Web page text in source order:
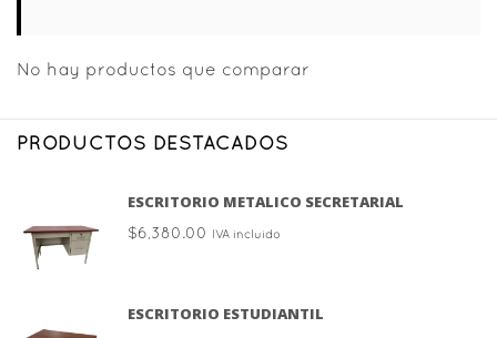
No hay productos que comparar
PRODUCTOS DESTACADOS
ESCRITORIO METALICO SECRETARIAL
$6,380.00 IVA incluido
ESCRITORIO ESTUDIANTIL